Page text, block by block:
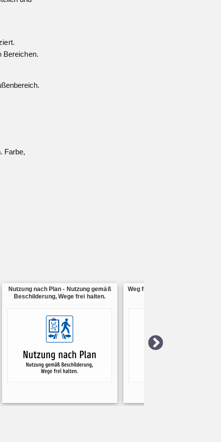
Bereichen.
Farbe,
Nutzung nach Plan - Nutzung gemäß
Beschilderung, Wege frei halten.
Weg frei halten - Bitte Weg frei